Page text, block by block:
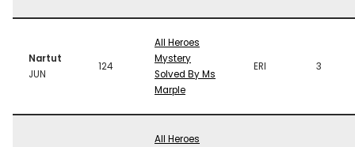
Nartut
JUN
124
All Heroes
Mystery
Solved By Ms
Marple
ERI 3
All Heroes